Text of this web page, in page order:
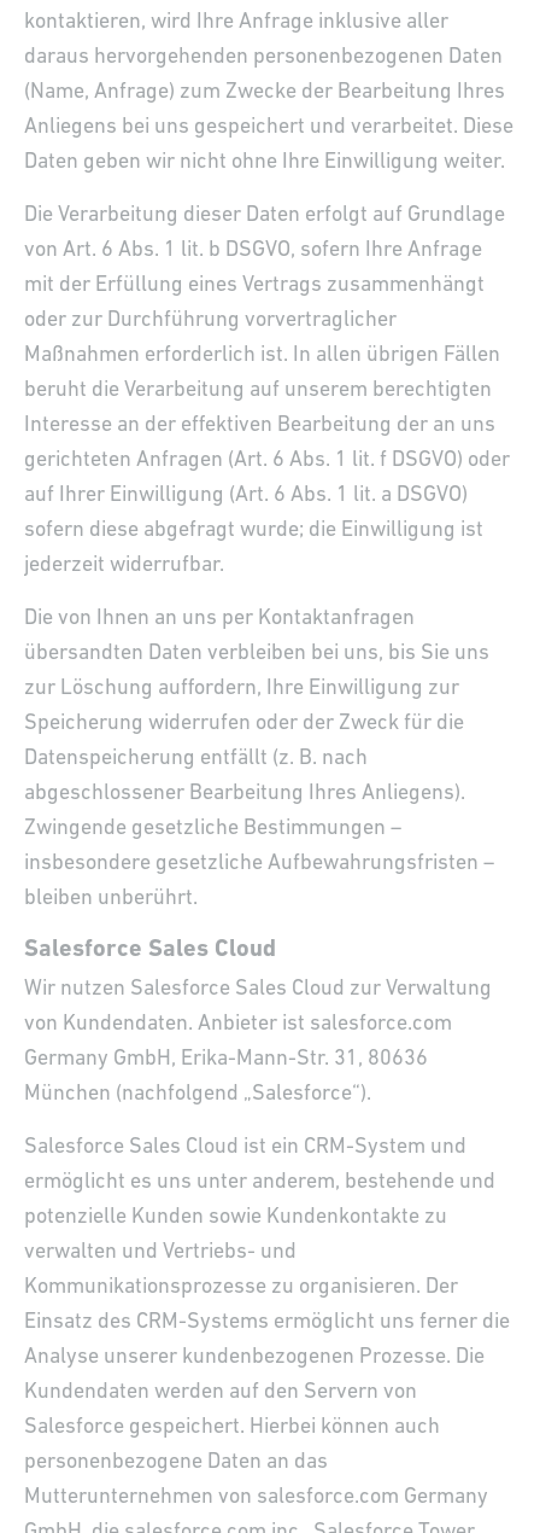
DE
EN DE FR
kontaktieren, wird Ihre Anfrage inklusive aller
daraus hervorgehenden personenbezogenen Daten
(Name, Anfrage) zum Zwecke der Bearbeitung Ihres
Anliegens bei uns gespeichert und verarbeitet. Diese
Daten geben wir nicht ohne Ihre Einwilligung weiter.
Die Verarbeitung dieser Daten erfolgt auf Grundlage
von Art. 6 Abs. 1 lit. b DSGVO, sofern Ihre Anfrage
mit der Erfüllung eines Vertrags zusammenhängt
oder zur Durchführung vorvertraglicher
Maßnahmen erforderlich ist. In allen übrigen Fällen
beruht die Verarbeitung auf unserem berechtigten
Interesse an der effektiven Bearbeitung der an uns
gerichteten Anfragen (Art. 6 Abs. 1 lit. f DSGVO) oder
auf Ihrer Einwilligung (Art. 6 Abs. 1 lit. a DSGVO)
sofern diese abgefragt wurde; die Einwilligung ist
jederzeit widerrufbar.
Die von Ihnen an uns per Kontaktanfragen
übersandten Daten verbleiben bei uns, bis Sie uns
zur Löschung auffordern, Ihre Einwilligung zur
Speicherung widerrufen oder der Zweck für die
Datenspeicherung entfällt (z. B. nach
abgeschlossener Bearbeitung Ihres Anliegens).
Zwingende gesetzliche Bestimmungen –
insbesondere gesetzliche Aufbewahrungsfristen –
bleiben unberührt.
Salesforce Sales Cloud
Wir nutzen Salesforce Sales Cloud zur Verwaltung
von Kundendaten. Anbieter ist salesforce.com
Germany GmbH, Erika-Mann-Str. 31, 80636
München (nachfolgend „Salesforce“).
Salesforce Sales Cloud ist ein CRM-System und
ermöglicht es uns unter anderem, bestehende und
potenzielle Kunden sowie Kundenkontakte zu
verwalten und Vertriebs- und
Kommunikationsprozesse zu organisieren. Der
Einsatz des CRM-Systems ermöglicht uns ferner die
Analyse unserer kundenbezogenen Prozesse. Die
Kundendaten werden auf den Servern von
Salesforce gespeichert. Hierbei können auch
personenbezogene Daten an das
Mutterunternehmen von salesforce.com Germany